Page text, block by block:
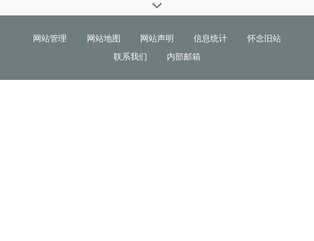
网站管理 网站地图 网站声明 信息统计
怀念旧站
联系我们
内部邮箱